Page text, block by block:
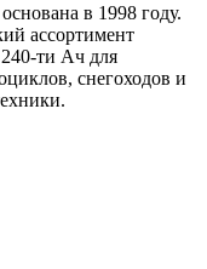
в 1998 году.
ассортимент
ти Ач для
снегоходов и